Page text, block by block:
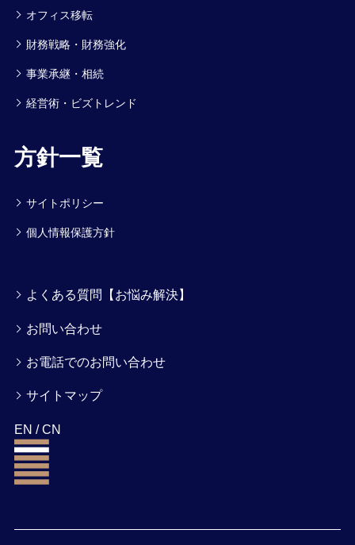
オフィス移転
財務戦略・財務強化
事業承継・相続
経営術・ビズトレンド
方針一覧
サイトポリシー
個人情報保護方針
よくある質問【お悩み解決】
お問い合わせ
お電話でのお問い合わせ
サイトマップ
EN /CN